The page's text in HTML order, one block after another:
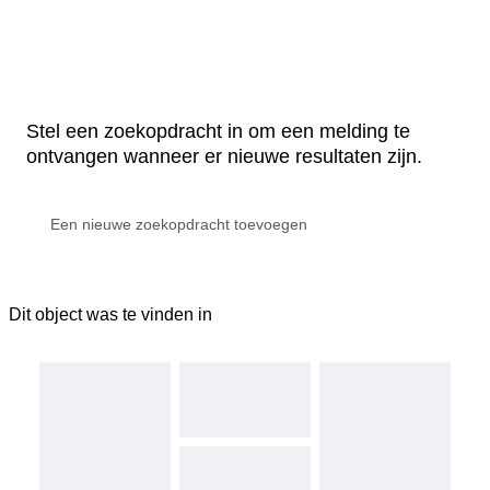
Stel een zoekopdracht in om een melding te
ontvangen wanneer er nieuwe resultaten zijn.
Dit object was te vinden in